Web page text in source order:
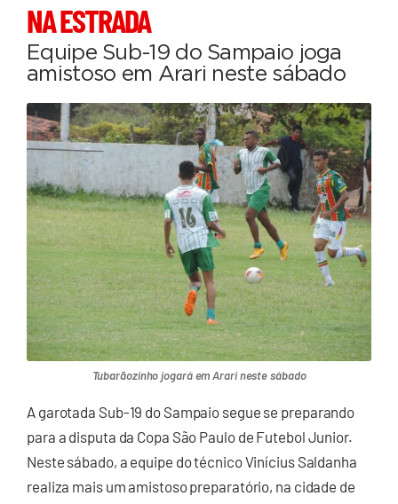
NA ESTRADA
Equipe Sub-19 do Sampaio joga
amistoso em Arari neste sábado
Tubarãozinho jogará em Arari neste sábado
A garotada Sub-19 do Sampaio segue se preparando
para a disputa da Copa São Paulo de Futebol Junior.
Neste sábado, a equipe do técnico Vinícius Saldanha
realiza mais um amistoso preparatório, na cidade de